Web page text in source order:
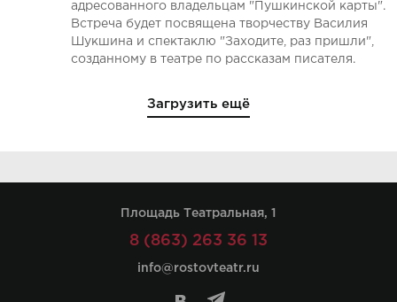
адресованного владельцам "Пушкинской карты".
Встреча будет посвящена творчеству Василия
Шукшина и спектаклю "Заходите, раз пришли",
созданному в театре по рассказам писателя.
Загрузить ещё
Площадь Театральная, 1
8 (863) 263 36 13
info@rostovteatr.ru